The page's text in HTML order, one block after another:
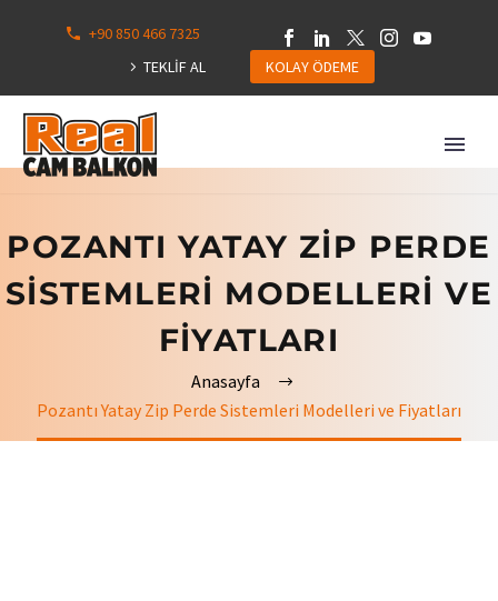
+90 850 466 7325
TEKLİF AL
KOLAY ÖDEME
POZANTI YATAY ZIP PERDE
SISTEMLERI MODELLERI VE
FIYATLARI
Anasayfa
Pozantı Yatay Zip Perde Sistemleri Modelleri ve Fiyatları
113
Hepsini
Göster